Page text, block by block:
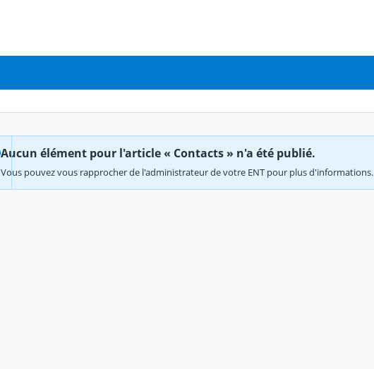
Aucun élément pour l'article « Contacts » n'a été publié.
Vous pouvez vous rapprocher de l'administrateur de votre ENT pour plus d'informations.